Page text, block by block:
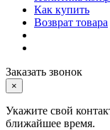
Как купить
Возврат товара
Заказать звонок
×
Укажите свой
ближайшее время.